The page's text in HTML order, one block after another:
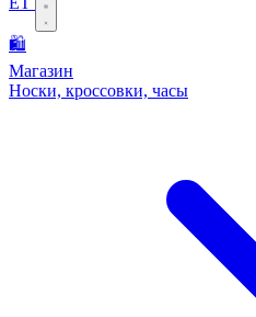
🛍️
Магазин
Носки, кроссовки, часы